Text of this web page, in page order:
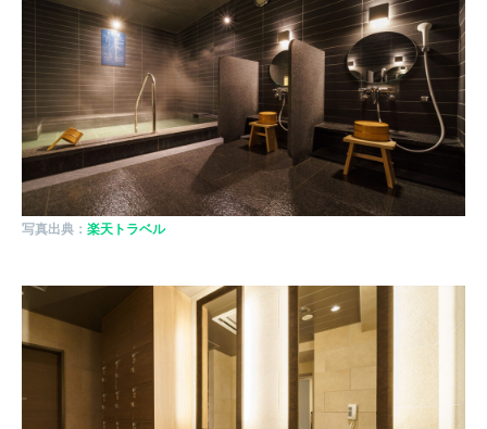
写真出典： 楽天トラベル